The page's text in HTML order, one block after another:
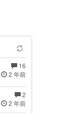
16
2 年前
2
2 年前